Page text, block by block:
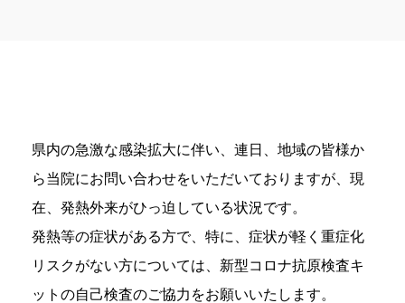
県内の急激な感染拡大に伴い、連日、地域の皆様か
ら当院にお問い合わせをいただいておりますが、現
在、発熱外来がひっ迫している状況です。
発熱等の症状がある方で、特に、症状が軽く重症化
リスクがない方については、新型コロナ抗原検査キ
ットの自己検査のご協力をお願いいたします。